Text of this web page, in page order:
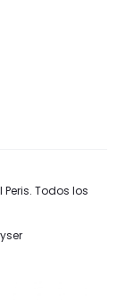
. Todos los